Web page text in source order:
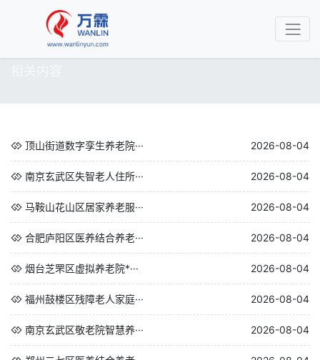
顶山街道数字孪生养老院··· 2026-08-04
南京玄武区失智老人住所··· 2026-08-04
马鞍山花山区居家养老服··· 2026-08-04
合肥庐阳区医养结合养老··· 2026-08-04
烟台芝罘区虚拟养老院*··· 2026-08-04
福州鼓楼区残障老人家庭··· 2026-08-04
南京玄武区敬老院智慧养··· 2026-08-04